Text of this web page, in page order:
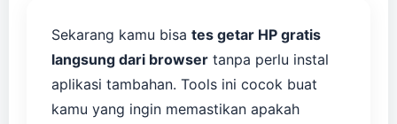
Sekarang kamu bisa tes getar HP gratis
langsung dari browser tanpa perlu instal
aplikasi tambahan. Tools ini cocok buat
kamu yang ingin memastikan apakah